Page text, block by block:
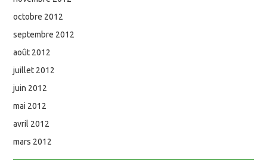
octobre 2012
septembre 2012
août 2012
juillet 2012
juin 2012
mai 2012
avril 2012
mars 2012